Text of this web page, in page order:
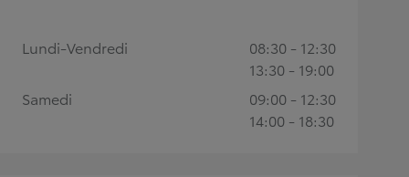
Lundi-Vendredi
08:30 - 12:30
13:30 - 19:00
Samedi
09:00 - 12:30
14:00 - 18:30